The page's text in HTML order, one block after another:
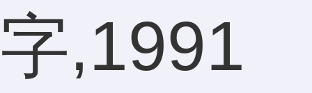
字,1991